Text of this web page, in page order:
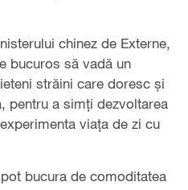
chinez de Externe,
bucuros să vadă un
străini care doresc și
pentru a simți dezvoltarea
viața de zi cu
bucura de comoditatea